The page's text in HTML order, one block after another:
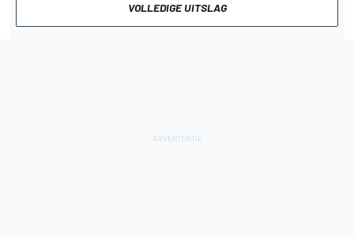
VOLLEDIGE UITSLAG